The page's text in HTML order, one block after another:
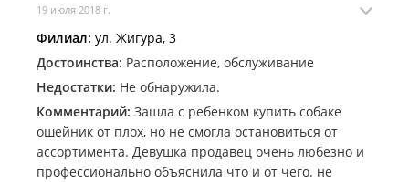
19 июля 2018 г.
Филиал: ул. Жигура, 3
Достоинства: Расположение, обслуживание
Недостатки: Не обнаружила.
Комментарий: Зашла с ребенком купить собаке
ошейник от плох, но не смогла остановиться от
ассортимента. Девушка продавец очень любезно и
профессионально объяснила что и от чего. не